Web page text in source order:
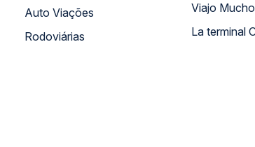
Auto Viações
Rodoviárias
Viajo Mucho